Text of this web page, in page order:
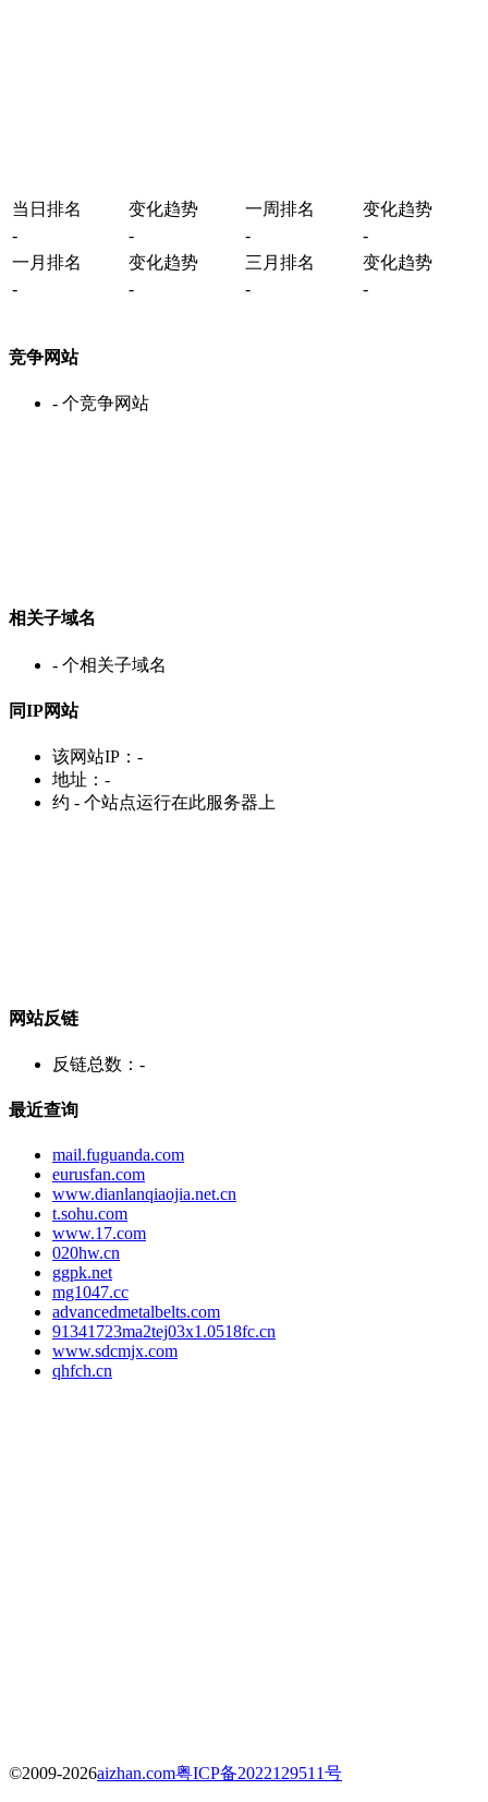
当日排名 变化趋势 一周排名
变化趋势
-
- -
-
一月排名
变化趋势 三月排名
变化趋势
-
- - -
竞争网站
- 个竞争网站
相关子域名
- 个相关子域名
同IP网站
该网站IP： -
地址： -
约 - 个站点运行在此服务器上
网站反链
反链总数： -
最近查询
mail.fuguanda.com
eurusfan.com
www.dianlanqiaojia.net.cn
t.sohu.com
www.17.com
020hw.cn
ggpk.net
mg1047.cc
advancedmetalbelts.com
91341723ma2tej03x1.0518fc.cn
www.sdcmjx.com
qhfch.cn
©2009-2026aizhan.com粤ICP备2022129511号